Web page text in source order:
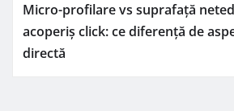
Micro-profilare vs suprafață
acoperiș click: ce diferență de
directă